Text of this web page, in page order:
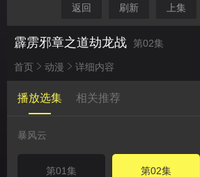
返回 刷新 上集
霹雳邪章之道劫龙战 第02集
首页 动漫 详细内容
播放选集 相关推荐
暴风云
第01集 第02集